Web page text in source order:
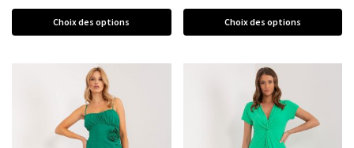
Choix des options Choix des options